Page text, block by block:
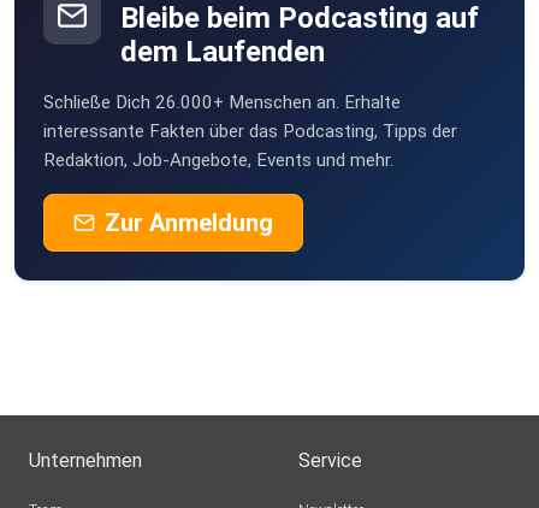
Bleibe beim Podcasting auf
dem Laufenden
Schließe Dich 26.000+ Menschen an. Erhalte
interessante Fakten über das Podcasting, Tipps der
Redaktion, Job-Angebote, Events und mehr.
Zur Anmeldung
Unternehmen Service